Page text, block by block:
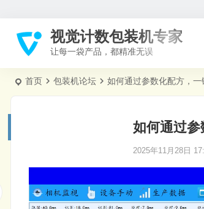
视觉计数包装机专家
让每一袋产品，都精准无误
首页 包装机论坛 如何通过参数化配方，
如何通过参
2025年11月28日
频